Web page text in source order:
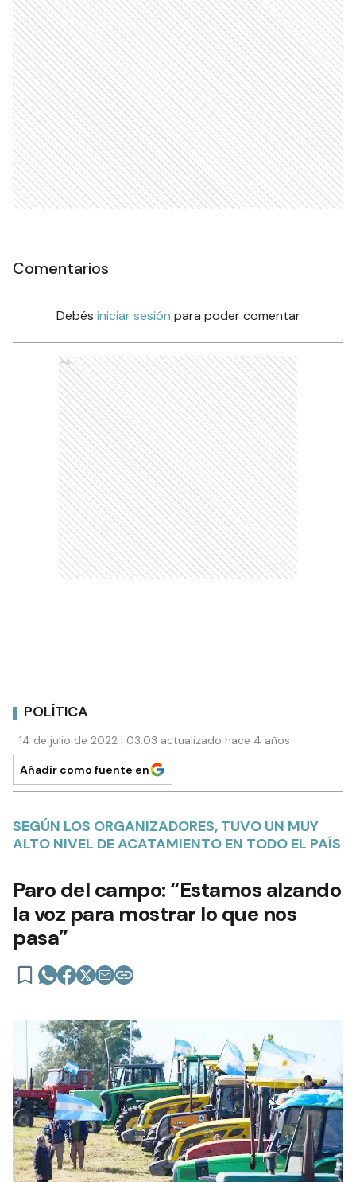
Comentarios
Debés iniciar sesión para poder comentar
Ads
POLÍTICA
14 de julio de 2022 | 03:03 actualizado hace 4 años
Añadir como fuente en
SEGÚN LOS ORGANIZADORES, TUVO UN MUY
ALTO NIVEL DE ACATAMIENTO EN TODO EL PAÍS
Paro del campo: “Estamos alzando
la voz para mostrar lo que nos
pasa”